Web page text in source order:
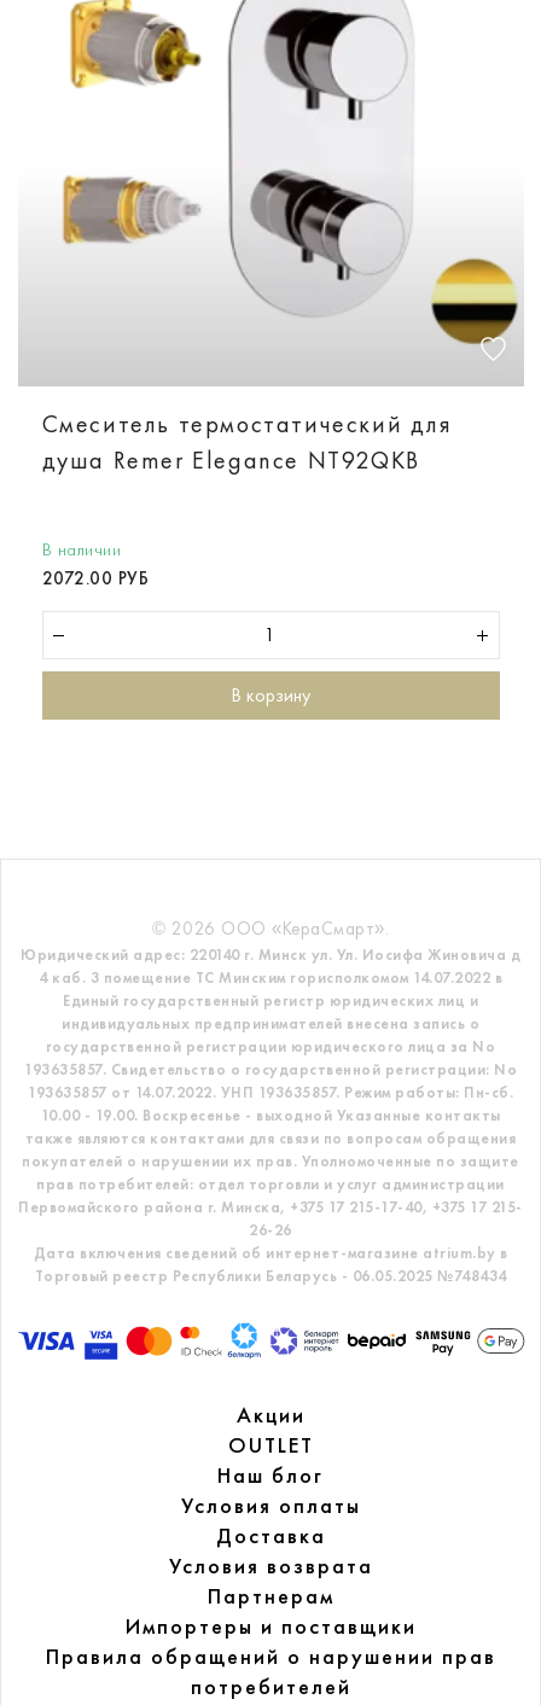
Смеситель термостатический для
душа Remer Elegance NT92QKB
В наличии
2072.00 РУБ
В корзину
© 2026 ООО «КераСмарт».
Юридический адрес: 220140 г. Минск ул. Ул. Иосифа Жиновича д
4 каб. 3 помещение ТС Минским горисполкомом 14.07.2022 в
Единый государственный регистр юридических лиц и
индивидуальных предпринимателей внесена запись о
государственной регистрации юридического лица за No
193635857. Свидетельство о государственной регистрации: No
193635857 от 14.07.2022. УНП 193635857. Режим работы: Пн-сб.
10.00 - 19.00. Воскресенье - выходной Указанные контакты
также являются контактами для связи по вопросам обращения
покупателей о нарушении их прав. Уполномоченные по защите
прав потребителей: отдел торговли и услуг администрации
Первомайского района г. Минска, +375 17 215-17-40, +375 17 215-
26-26
Дата включения сведений об интернет-магазине atrium.by в
Торговый реестр Республики Беларусь - 06.05.2025 №748434
Акции
OUTLET
Наш блог
Условия оплаты
Доставка
Условия возврата
Партнерам
Импортеры и поставщики
Правила обращений о нарушении прав
потребителей